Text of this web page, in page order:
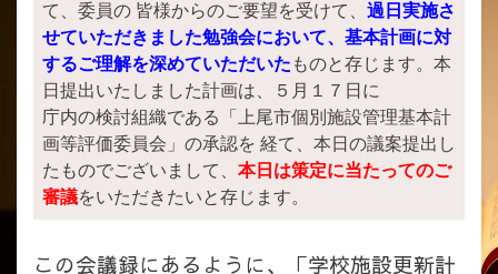
て、委員の 皆様からのご要望を受けて、 過日実施さ
せていただきました勉強会において、基本計画に対
するご理解を深めていただいた ものと存じます。本
日提出いたしました計画は、５月１７日に
庁内の検討組織である「上尾市個別施設管理基本計
画等評価委員会」の承認を 経て、本日の議案提出し
たものでございまして、 本日は策定に当たってのご
審議をいただきたいと存じます。
この会議録にあるように、「学校施設更新計